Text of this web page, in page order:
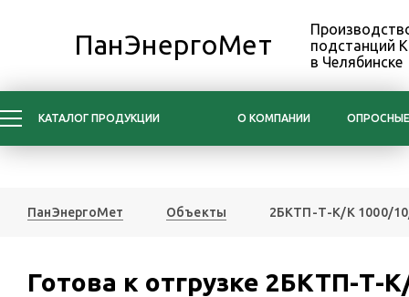
ПанЭнергоМет
подстанций
в Челябинске
КАТАЛОГ ПРОДУКЦИИ О КОМПАНИИ
ПанЭнергоМет Объекты 2БКТП-Т-К/К 1000/
Готова к отгрузке 2БКТП-Т-